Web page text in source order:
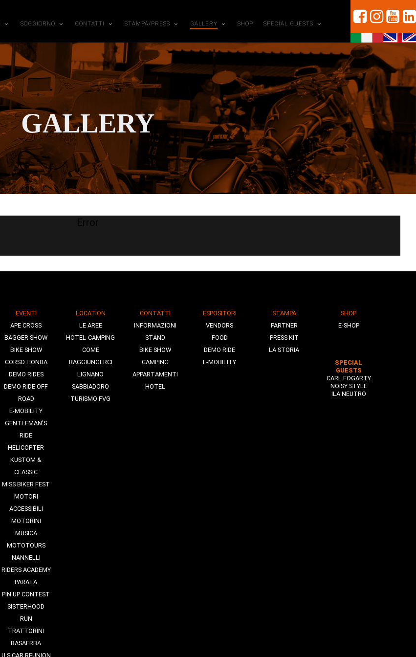
SOGGIORNO CONTATTI STAMPA/PRESS GALLERY SHOP SPECIAL GUESTS
GALLERY
Error
EVENTI
APE CROSS
BAGGER SHOW
BIKE SHOW
CORSO HONDA
DEMO RIDES
DEMO RIDE OFF
ROAD
E-MOBILITY
GENTLEMAN'S
RIDE
HELICOPTER
KUSTOM &
CLASSIC
MISS BIKER FEST
MOTORI
ACCESSIBILI
MOTORINI
MUSICA
MOTOTOURS
NANNELLI
RIDERS ACADEMY
PARATA
PIN UP CONTEST
SISTERHOOD
RUN
TRATTORINI
RASAERBA
U.S CAR REUNION
LOCATION
LE AREE
HOTEL-CAMPING
COME
RAGGIUNGERCI
LIGNANO
SABBIADORO
TURISMO FVG
CONTATTI
INFORMAZIONI
STAND
BIKE SHOW
CAMPING
APPARTAMENTI
HOTEL
ESPOSITORI
VENDORS
FOOD
DEMO RIDE
E-MOBILITY
STAMPA
PARTNER
PRESS KIT
LA STORIA
SHOP
E-SHOP
SPECIAL
GUESTS
CARL FOGARTY
NOISY STYLE
ILA NEUTRO